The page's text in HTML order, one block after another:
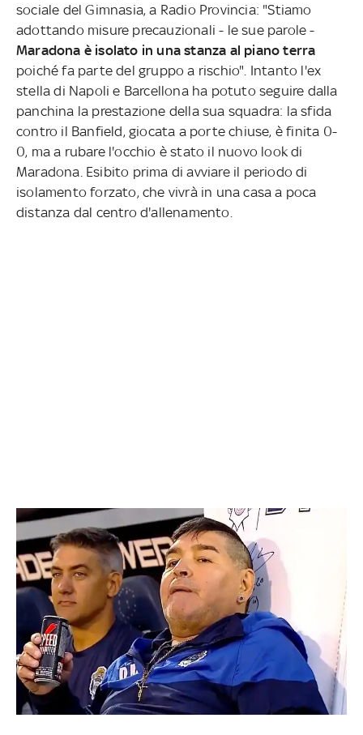
sociale del Gimnasia, a Radio Provincia: "Stiamo
adottando misure precauzionali - le sue parole -
Maradona è isolato in una stanza al piano terra
poiché fa parte del gruppo a rischio". Intanto l'ex
stella di Napoli e Barcellona ha potuto seguire dalla
panchina la prestazione della sua squadra: la sfida
contro il Banfield, giocata a porte chiuse, è finita 0-
0, ma a rubare l'occhio è stato il nuovo look di
Maradona. Esibito prima di avviare il periodo di
isolamento forzato, che vivrà in una casa a poca
distanza dal centro d'allenamento.